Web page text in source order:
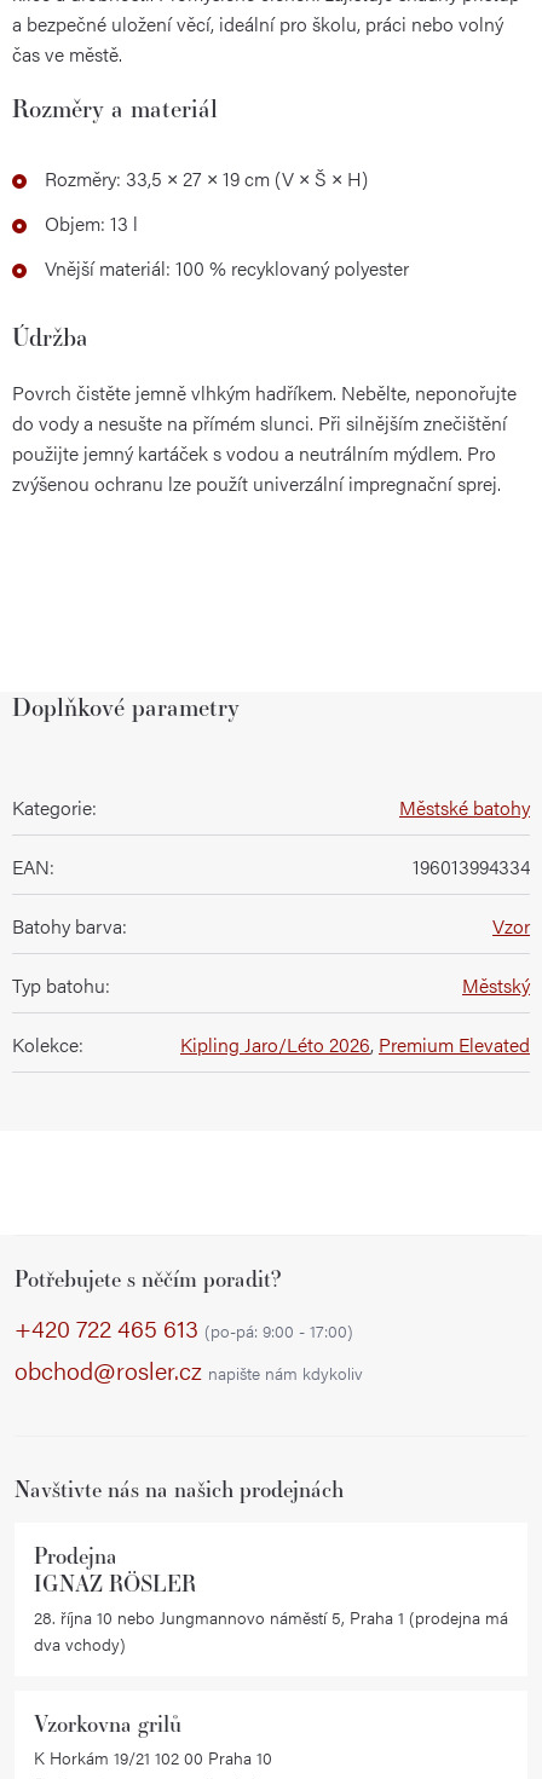
a bezpečné uložení věcí, ideální pro školu, práci nebo volný
čas ve městě.
Rozměry a materiál
Rozměry: 33,5 × 27 × 19 cm (V × Š × H)
Objem: 13 l
Vnější materiál: 100 % recyklovaný polyester
Údržba
Povrch čistěte jemně vlhkým hadříkem. Nebělte, neponořujte
do vody a nesušte na přímém slunci. Při silnějším znečištění
použijte jemný kartáček s vodou a neutrálním mýdlem. Pro
zvýšenou ochranu lze použít univerzální impregnační sprej.
Doplňkové parametry
Kategorie: Městské batohy
EAN: 196013994334
Batohy barva: Vzor
Typ batohu: Městský
Kolekce: Kipling Jaro/Léto 2026, Premium Elevated
Potřebujete s něčím poradit?
+420 722 465 613 (po-pá: 9:00 - 17:00)
obchod@rosler.cz napište nám kdykoliv
Navštivte nás na našich prodejnách
Prodejna
IGNAZ RÖSLER
28. října 10 nebo Jungmannovo náměstí 5, Praha 1 (prodejna má
dva vchody)
Vzorkovna grilů
K Horkám 19/21 102 00 Praha 10